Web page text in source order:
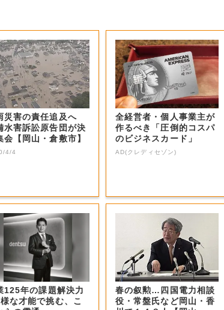
災害の責任追及へ
水害訴訟原告団が決
会【岡山・倉敷市】
4/4
全経営者・個人事業主が
作るべき「圧倒的コスパ
のビジネスカード」
AD(クレディセゾン)
125年の課題解決力
な才能で挑む、こ
春の叙勲…四国電力相談
役・常盤氏など岡山・香